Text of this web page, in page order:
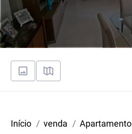
Início venda Apartamento